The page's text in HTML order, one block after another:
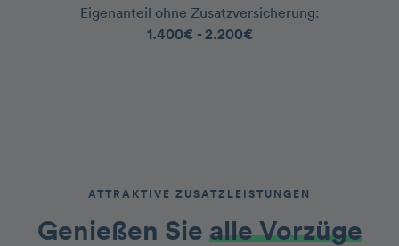
‍Eigenanteil ohne Zusatzversicherung:
‍1.400€ - 2.200€
ATTRAKTIVE ZUSATZLEISTUNGEN
Genießen Sie alle Vorzüge